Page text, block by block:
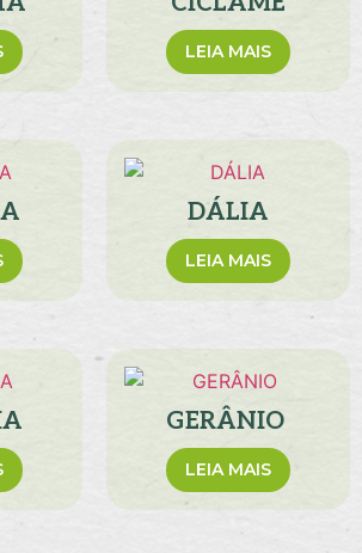
LEIA MAIS
DÁLIA
LEIA MAIS
GERÂNIO
LEIA MAIS